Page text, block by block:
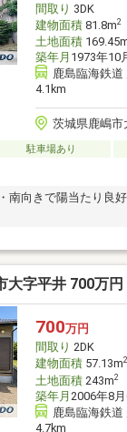
間取り 3DK
建物面積81.8m2
土地面積
築年月 1973年10
鹿島臨海鉄道
4.1km
茨城県鹿嶋市
駐車場あり
南向きで陽当たり良
大字平井 700万円
700万円
間取り 2DK
建物面積57.13m2
土地面積243m2
築年月 2006年8
鹿島臨海鉄
4.7km